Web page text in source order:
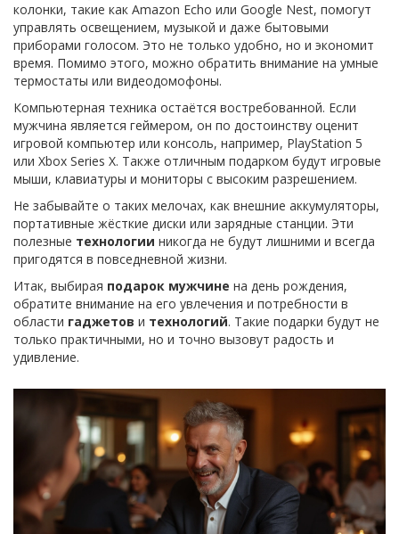
колонки, такие как Amazon Echo или Google Nest, помогут
управлять освещением, музыкой и даже бытовыми
приборами голосом. Это не только удобно, но и экономит
время. Помимо этого, можно обратить внимание на умные
термостаты или видеодомофоны.
Компьютерная техника остаётся востребованной. Если
мужчина является геймером, он по достоинству оценит
игровой компьютер или консоль, например, PlayStation 5
или Xbox Series X. Также отличным подарком будут игровые
мыши, клавиатуры и мониторы с высоким разрешением.
Не забывайте о таких мелочах, как внешние аккумуляторы,
портативные жёсткие диски или зарядные станции. Эти
полезные технологии никогда не будут лишними и всегда
пригодятся в повседневной жизни.
Итак, выбирая подарок мужчине на день рождения,
обратите внимание на его увлечения и потребности в
области гаджетов и технологий. Такие подарки будут не
только практичными, но и точно вызовут радость и
удивление.